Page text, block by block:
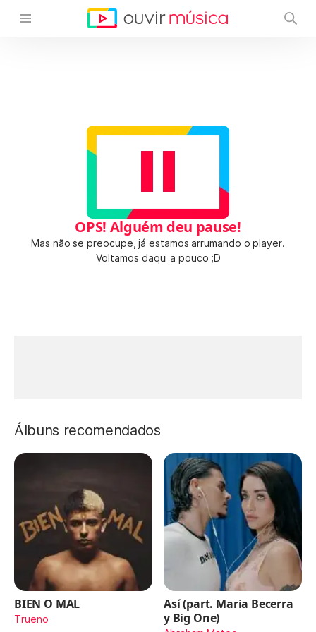
OPS! Alguém deu pause!
Mas não se preocupe, já estamos arrumando o player.
Voltamos daqui a pouco ;D
Álbuns recomendados
BIEN O MAL
Trueno
Así (part. Maria Becerra
y Big One)